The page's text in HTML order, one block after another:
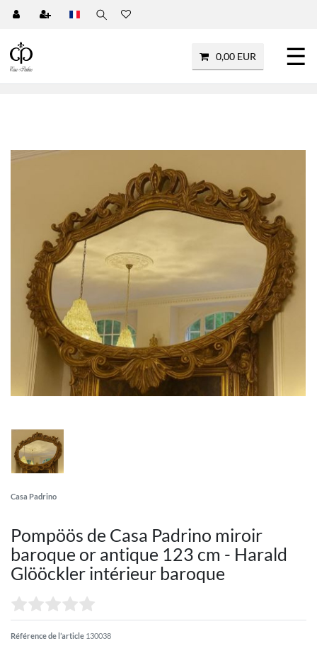
0,00 EUR ☰
Casa Padrino
Pompöös de Casa Padrino miroir
baroque or antique 123 cm - Harald
Glööckler intérieur baroque
Référence de l’article 130038